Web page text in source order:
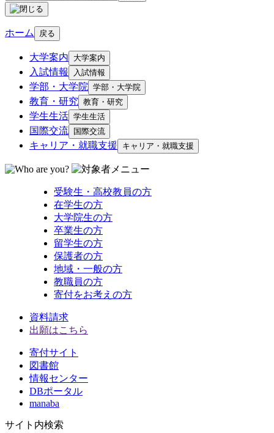
ホーム 戻る
大学案内 大学案内
入試情報 入試情報
学部・大学院 学部・大学院
教育・研究 教育・研究
学生生活 学生生活
国際交流 国際交流
キャリア・就職支援 キャリア・就職支援
受験生・高校教員の方
在学生の方
大学院生の方
卒業生の方
留学生の方
保護者の方
地域・一般の方
教職員の方
寄付をお考えの方
資料請求
出願はこちら
寄付サイト
図書館
情報センター
DBポータル
manaba
サイト内検索